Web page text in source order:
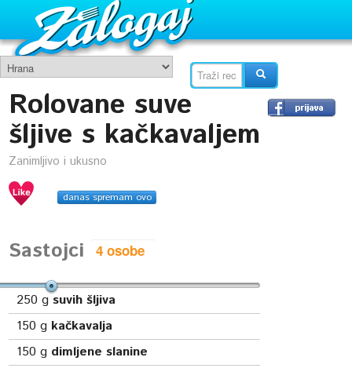
Rolovane suve
šljive s kačkavaljem
Zanimljivo i ukusno
danas spremam ovo
Sastojci
250 gsuvih šljiva
150 g kačkavalja
150 g dimljene slanine